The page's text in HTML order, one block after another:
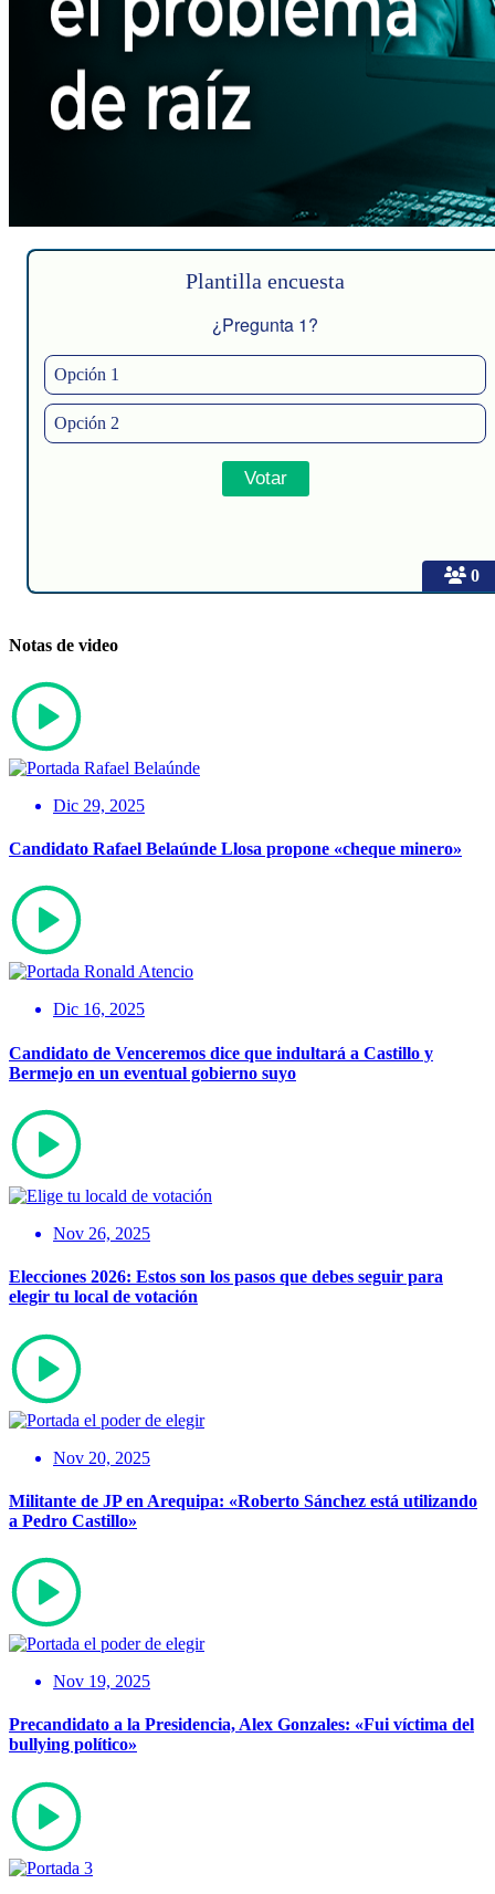
0
Plantilla encuesta
¿Pregunta 1?
Opción 1
Opción 2
Notas de video
Dic 29, 2025
Candidato Rafael Belaúnde Llosa propone «cheque minero»
Dic 16, 2025
Candidato de Venceremos dice que indultará a Castillo y
Bermejo en un eventual gobierno suyo
Nov 26, 2025
Elecciones 2026: Estos son los pasos que debes seguir para
elegir tu local de votación
Nov 20, 2025
Militante de JP en Arequipa: «Roberto Sánchez está utilizando
a Pedro Castillo»
Nov 19, 2025
Precandidato a la Presidencia, Alex Gonzales: «Fui víctima del
bullying político»